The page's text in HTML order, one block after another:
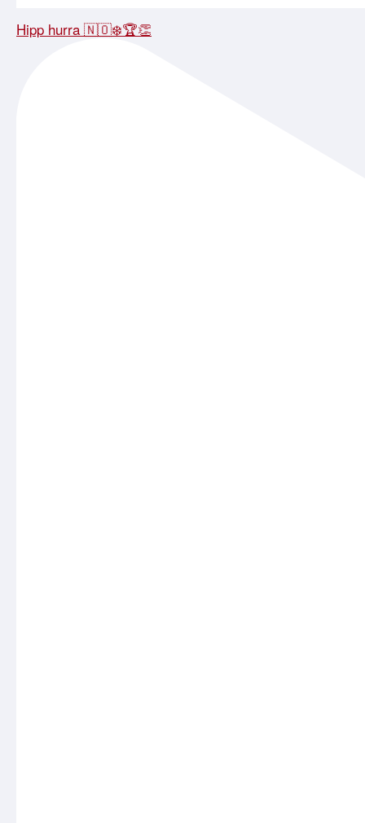
Hipp hurra 🇳🇴❄️🏆👏